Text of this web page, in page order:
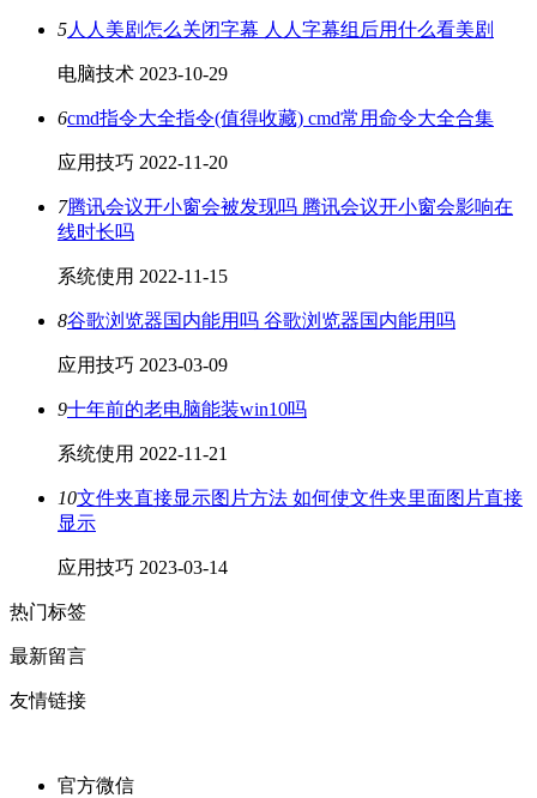
5人人美剧怎么关闭字幕 人人字幕组后用什么看美剧
电脑技术 2023-10-29
6cmd指令大全指令(值得收藏) cmd常用命令大全合集
应用技巧 2022-11-20
7腾讯会议开小窗会被发现吗 腾讯会议开小窗会影响在
线时长吗
系统使用 2022-11-15
8谷歌浏览器国内能用吗 谷歌浏览器国内能用吗
应用技巧 2023-03-09
9十年前的老电脑能装win10吗
系统使用 2022-11-21
10文件夹直接显示图片方法 如何使文件夹里面图片直接
显示
应用技巧 2023-03-14
热门标签
最新留言
友情链接
官方微信